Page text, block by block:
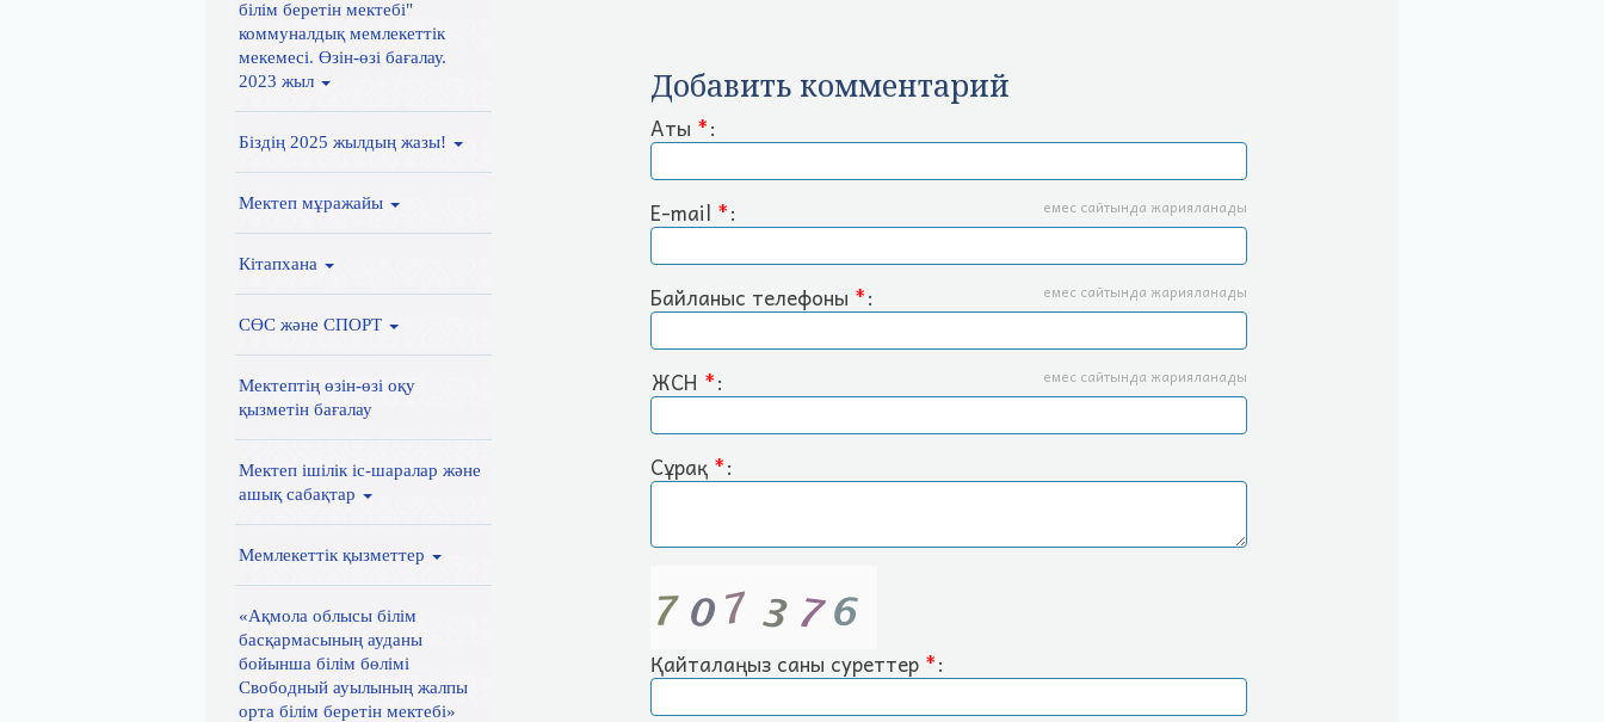
білім беретін мектебі"
коммуналдық мемлекеттік
мекемесі. Өзін-өзі бағалау.
2023 жыл
Біздің 2025 жылдың жазы!
Мектеп мұражайы
Кітапхана
СӨС және СПОРТ
Мектептің өзін-өзі оқу
қызметін бағалау
Мектеп ішілік іс-шаралар және
ашық сабақтар
Мемлекеттік қызметтер
«Ақмола облысы білім
басқармасының ауданы
бойынша білім бөлімі
Свободный ауылының жалпы
орта білім беретін мектебі»
Добавить комментарий
Аты *:
E-mail *: емес сайтында жарияланады
Байланыс телефоны *: емес сайтында жарияланады
ЖСН *: емес сайтында жарияланады
Сұрақ *:
Қайталаңыз саны суреттер *: